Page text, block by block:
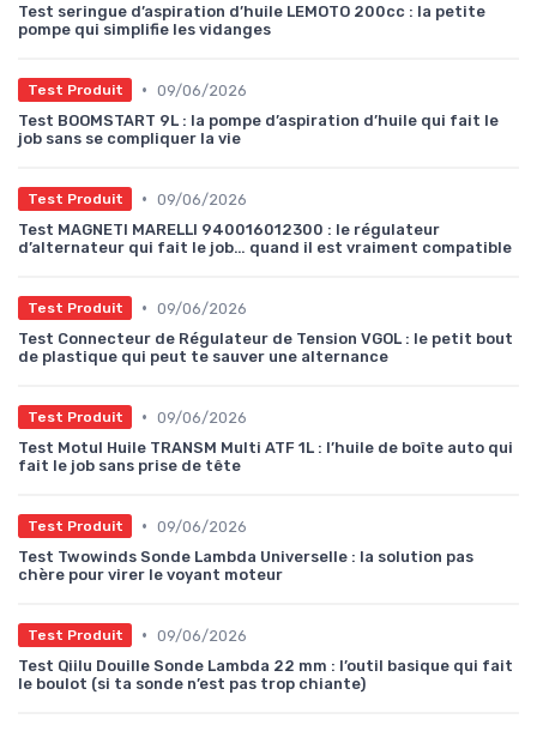
Test seringue d’aspiration d’huile LEMOTO 200cc : la petite
pompe qui simplifie les vidanges
Test Produit • 09/06/2026
Test BOOMSTART 9L : la pompe d’aspiration d’huile qui fait le
job sans se compliquer la vie
Test Produit • 09/06/2026
Test MAGNETI MARELLI 940016012300 : le régulateur
d’alternateur qui fait le job… quand il est vraiment compatible
Test Produit • 09/06/2026
Test Connecteur de Régulateur de Tension VGOL : le petit bout
de plastique qui peut te sauver une alternance
Test Produit • 09/06/2026
Test Motul Huile TRANSM Multi ATF 1L : l’huile de boîte auto qui
fait le job sans prise de tête
Test Produit • 09/06/2026
Test Twowinds Sonde Lambda Universelle : la solution pas
chère pour virer le voyant moteur
Test Produit • 09/06/2026
Test Qiilu Douille Sonde Lambda 22 mm : l’outil basique qui fait
le boulot (si ta sonde n’est pas trop chiante)